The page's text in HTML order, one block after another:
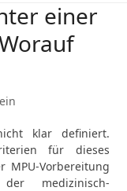
einer
klar definiert.
für dieses
MPU-Vorbereitung
medizinisch-